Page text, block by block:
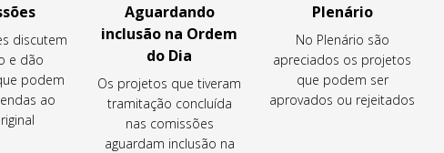
discutem
e dão
podem
ao
Aguardando
inclusão na Ordem
do Dia
Os projetos que tiveram
tramitação concluída
nas comissões
aguardam inclusão na
Plenário
No Plenário são
apreciados os projetos
que podem ser
aprovados ou rejeitados